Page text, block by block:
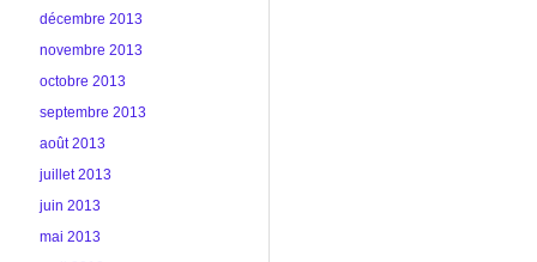
décembre 2013
novembre 2013
octobre 2013
septembre 2013
août 2013
juillet 2013
juin 2013
mai 2013